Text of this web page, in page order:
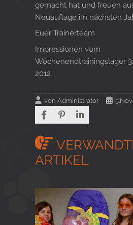
gemacht hat und freuen
Neuauflage im nächsten
Euer Trainerteam
Impressionen vom
Wochenendtrainingslager
2012
von Administrator
ARTIKEL